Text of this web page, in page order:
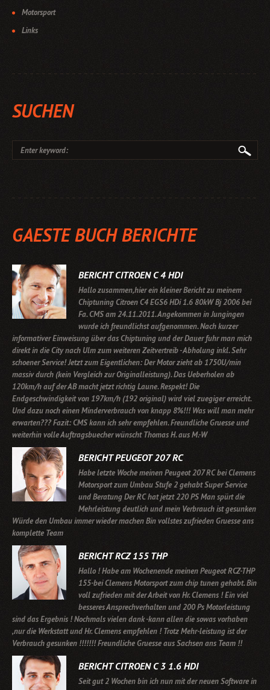
Motorsport
Links
SUCHEN
GAESTE BUCH BERICHTE
BERICHT CITROEN C 4 HDI
Hallo zusammen,hier ein kleiner Bericht zu meinem
Chiptuning Citroen C4 EGS6 HDi 1.6 80kW Bj 2006 bei
Fa. CMS am 24.11.2011. Angekommen in Jungingen
wurde ich freundlichst aufgenommen. Nach kurzer
informativer Einweisung über das Chiptuning und der Dauer fuhr man mich
direkt in die City nach Ulm zum weiteren Zeitvertreib - Abholung inkl. Sehr
schoener Service! Jetzt zum Eigentlichen: Der Motor zieht ab 1750U/min
massiv durch (kein Vergleich zur Originalleistung). Das Ueberholen ab
120km/h auf der AB macht jetzt richtig Laune. Respekt! Die
Endgeschwindigkeit von 197km/h (192 original) wird viel zuegiger erreicht.
Und dazu noch einen Minderverbrauch von knapp 8%!!! Was will man mehr
erwarten??? Fazit: CMS kann ich sehr empfehlen. Freundliche Gruesse und
weiterhin volle Auftragsbuecher wünscht Thomas H. aus M.-W
BERICHT PEUGEOT 207 RC
Habe letzte Woche meinen Peugeot 207 RC bei Clemens
Motorsport zum Umbau Stufe 2 gehabt Super Service
und Beratung Der RC hat jetzt 220 PS Man spürt die
Mehrleistung deutlich und mein Verbrauch ist gesunken
Würde den Umbau immer wieder machen Bin vollstes zufrieden Gruesse ans
komplette Team
BERICHT RCZ 155 THP
Hallo ! Habe am Wochenende meinen Peugeot RCZ-THP
155-bei Clemens Motorsport zum chip tunen gehabt. Bin
voll zufrieden mit der Arbeit von Hr. Clemens ! Ein viel
besseres Ansprechverhalten und 200 Ps Motorleistung
sind das Ergebnis ! Nochmals vielen dank -kann allen die sowas vorhaben
,nur die Werkstatt und Hr. Clemens empfehlen ! Trotz Mehr-leistung ist der
Verbrauch gesunken !!!!!!! Freundliche Gruesse aus Sachsen ans Team !!
BERICHT CITROEN C 3 1.6 HDI
Seit gut 2 Wochen bin ich nun mit der neuen Software in